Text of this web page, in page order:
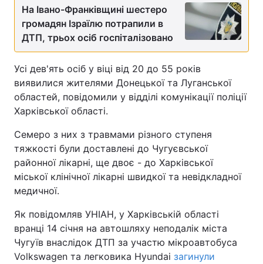
На Івано-Франківщині шестеро
громадян Ізраїлю потрапили в
ДТП, трьох осіб госпіталізовано
Усі дев'ять осіб у віці від 20 до 55 років
виявилися жителями Донецької та Луганської
областей, повідомили у відділі комунікації поліції
Харківської області.
Семеро з них з травмами різного ступеня
тяжкості були доставлені до Чугуєвської
районної лікарні, ще двоє - до Харківської
міської клінічної лікарні швидкої та невідкладної
медичної.
Як повідомляв УНІАН, у Харківській області
вранці 14 січня на автошляху неподалік міста
Чугуїв внаслідок ДТП за участю мікроавтобуса
Volkswagen та легковика Hyundai загинули